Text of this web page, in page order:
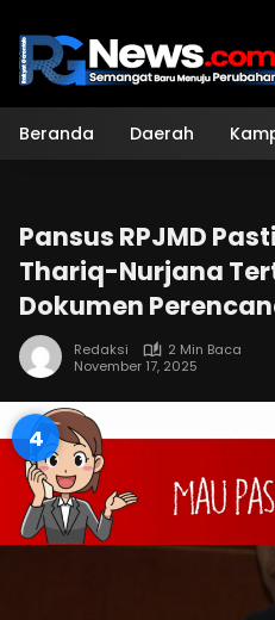
konten
Beranda Daerah
Pansus RPJMD
Thariq-Nurjana
Dokumen
Redaksi
2 Min Baca
November 17, 2025
3